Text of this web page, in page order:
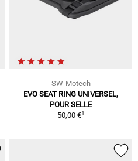
SW-Motech
EVO SEAT RING UNIVERSEL,
POUR SELLE
50,00 €1